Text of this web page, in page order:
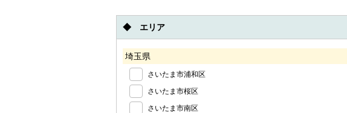
◆ エリア
埼玉県
さいたま市浦和区
さいたま市桜区
さいたま市南区